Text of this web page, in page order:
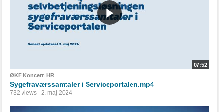
07:52
ØKF Koncern HR
Sygefraværssamtaler i Serviceportalen.mp4
732 views 2. maj 2024